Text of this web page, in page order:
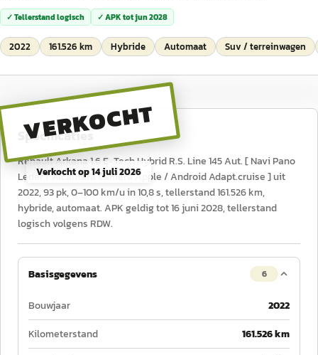
✓ Tellerstand logisch ✓ APK totjun 2028
2022 161.526 km Hybride Automaat Suv / terreinwagen
VERKOCHT
Verkocht op14 juli 2026
Specificaties
Renault Arkana 1.6 E-Tech Hybrid R.S. Line 145 Aut. [ Navi Pano
Leder / Alcantara Camera Apple / Android Adapt.cruise ] uit
2022, 93 pk, 0–100 km/u in 10,8 s, tellerstand 161.526 km,
hybride, automaat. APK geldig tot 16 juni 2028, tellerstand
logisch volgens RDW.
Basisgegevens 6
Bouwjaar
2022
Kilometerstand
161.526 km